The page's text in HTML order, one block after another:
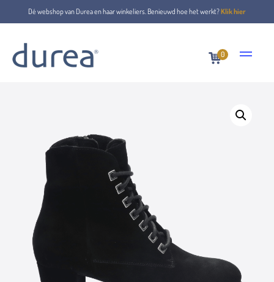
Dé webshop van Durea en haar winkeliers. Benieuwd hoe het werkt?Klik hier
0
Home Lace-up boots